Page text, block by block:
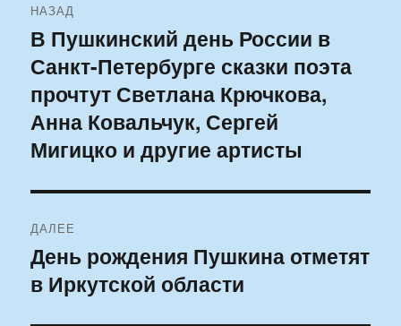
по
записям
НАЗАД
Предыдущая
запись:
В Пушкинский день России в
Санкт-Петербурге сказки поэта
прочтут Светлана Крючкова,
Анна Ковальчук, Сергей
Мигицко и другие артисты
ДАЛЕЕ
Следующая
запись:
День рождения Пушкина отметят
в Иркутской области